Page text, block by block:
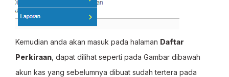
Kemudian anda akan masuk pada halaman Daftar
Perkiraan , dapat dilihat seperti pada Gambar dibawah
akun kas yang sebelumnya dibuat sudah tertera pada